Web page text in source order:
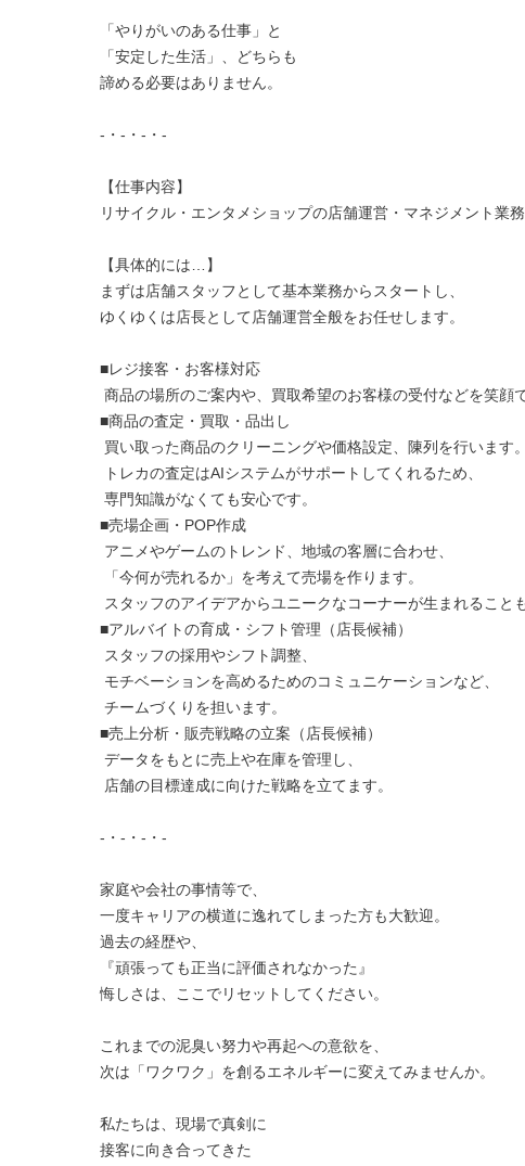
「やりがいのある仕事」と
「安定した生活」、どちらも
諦める必要はありません。
-・-・-・-
【仕事内容】
リサイクル・エンタメショップの店舗運営・マネジメント業務
【具体的には…】
まずは店舗スタッフとして基本業務からスタートし、
ゆくゆくは店長として店舗運営全般をお任せします。
■レジ接客・お客様対応
■商品の査定・買取・品出し
■売場企画・POP作成
■アルバイトの育成・シフト管理（店長候補）
■売上分析・販売戦略の立案（店長候補）
-・-・-・-
家庭や会社の事情等で、
一度キャリアの横道に逸れてしまった方も大歓迎。
過去の経歴や、
『頑張っても正当に評価されなかった』
悔しさは、ここでリセットしてください。
これまでの泥臭い努力や再起への意欲を、
次は「ワクワク」を創るエネルギーに変えてみませんか。
私たちは、現場で真剣に
接客に向き合ってきた